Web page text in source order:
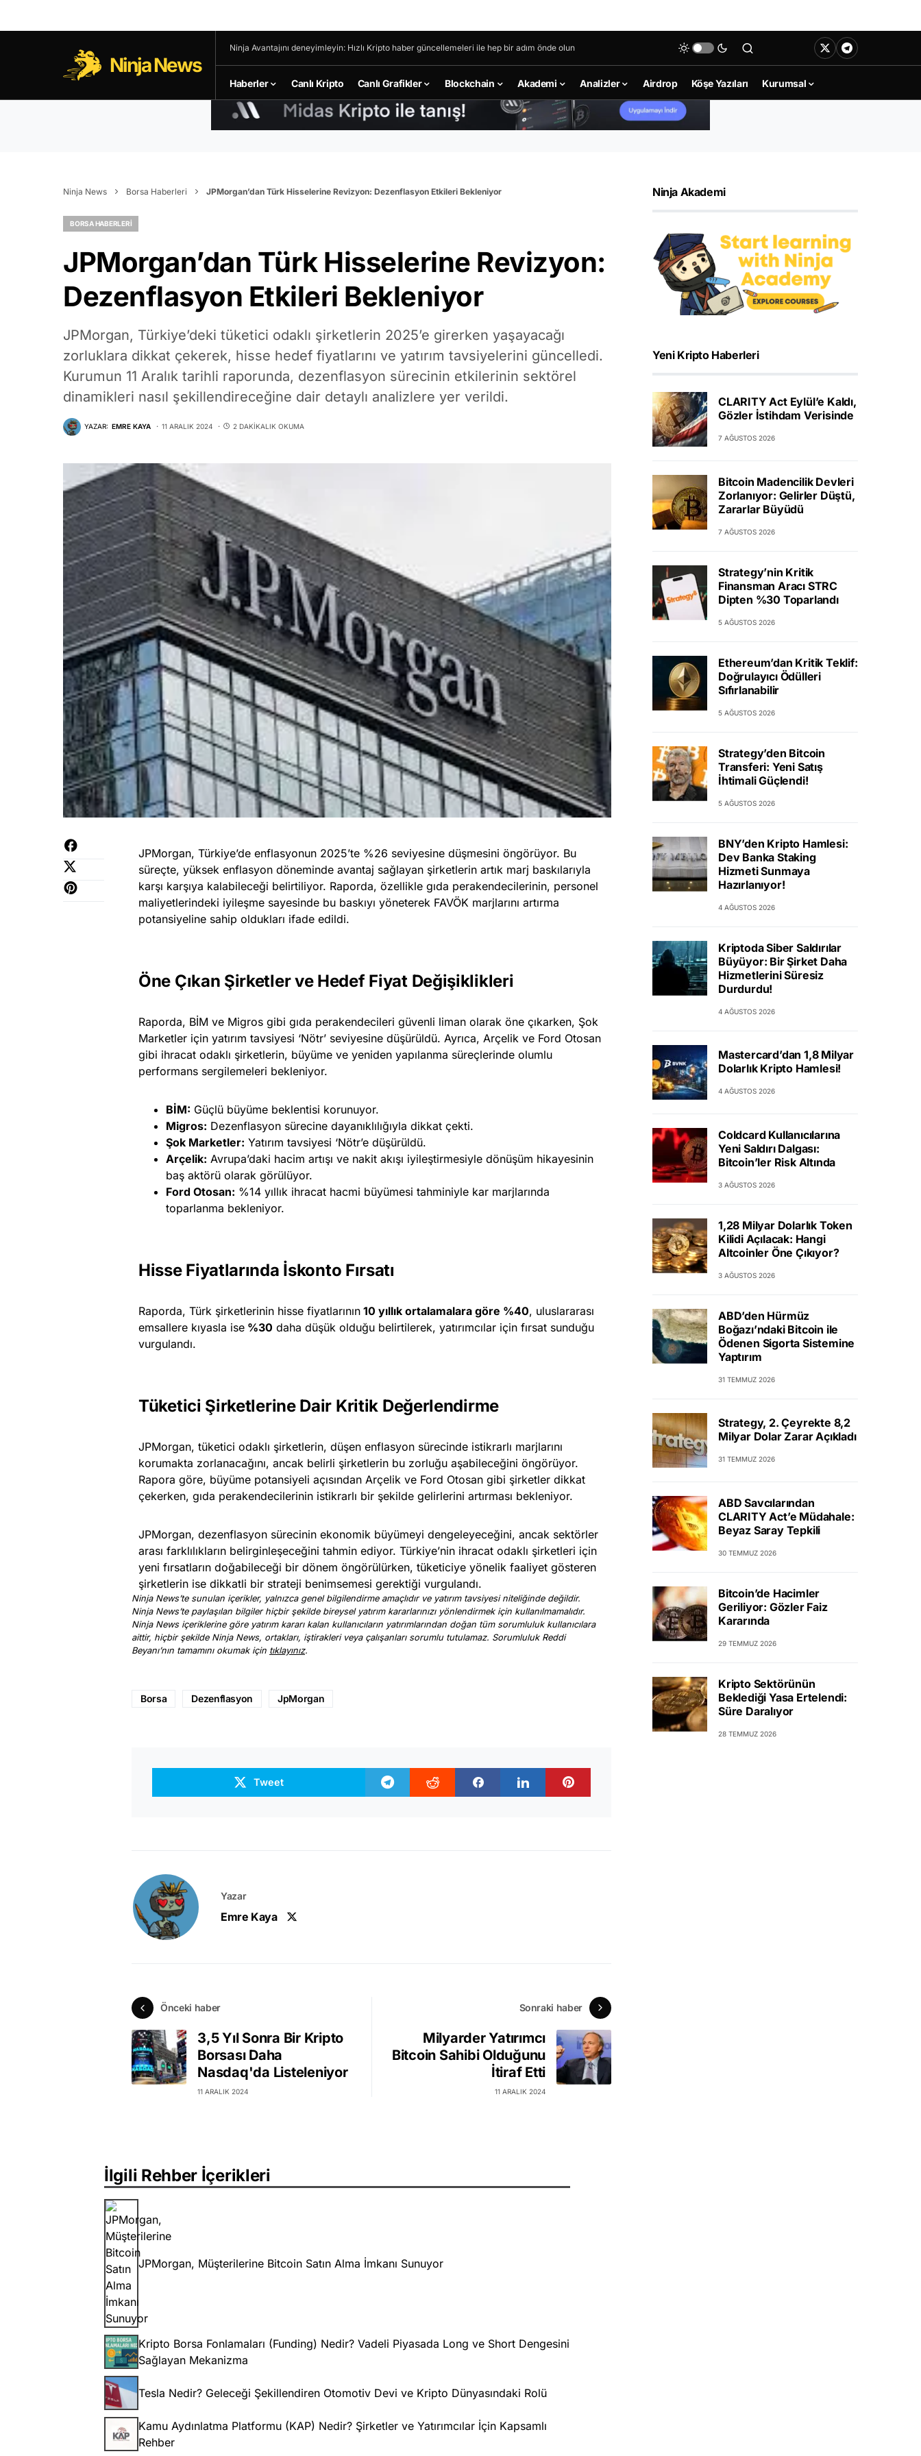
Ninja News
Ninja Avantajını deneyimleyin: Hızlı Kripto haber güncellemeleri ile hep bir adım önde olun
Haberler Canlı Kripto Canlı Grafikler Blockchain Akademi Analizler Airdrop Köşe Yazıları Kurumsal
Ninja News Borsa Haberleri JPMorgan’dan Türk Hisselerine Revizyon: Dezenflasyon Etkileri Bekleniyor
BORSA HABERLERI
JPMorgan’dan Türk Hisselerine Revizyon:
Dezenflasyon Etkileri Bekleniyor
JPMorgan, Türkiye’deki tüketici odaklı şirketlerin 2025’e girerken yaşayacağı
zorluklara dikkat çekerek, hisse hedef fiyatlarını ve yatırım tavsiyelerini güncelledi.
Kurumun 11 Aralık tarihli raporunda, dezenflasyon sürecinin etkilerinin sektörel
dinamikleri nasıl şekillendireceğine dair detaylı analizlere yer verildi.
YAZAR: EMRE KAYA 11 ARALIK 2024 2 DAKIKALIK OKUMA
JPMorgan, Türkiye’de enflasyonun 2025’te %26 seviyesine düşmesini öngörüyor. Bu
süreçte, yüksek enflasyon döneminde avantaj sağlayan şirketlerin artık marj baskılarıyla
karşı karşıya kalabileceği belirtiliyor. Raporda, özellikle gıda perakendecilerinin, personel
maliyetlerindeki iyileşme sayesinde bu baskıyı yöneterek FAVÖK marjlarını artırma
potansiyeline sahip oldukları ifade edildi.
Öne Çıkan Şirketler ve Hedef Fiyat Değişiklikleri
Raporda, BİM ve Migros gibi gıda perakendecileri güvenli liman olarak öne çıkarken, Şok
Marketler için yatırım tavsiyesi ‘Nötr’ seviyesine düşürüldü. Ayrıca, Arçelik ve Ford Otosan
gibi ihracat odaklı şirketlerin, büyüme ve yeniden yapılanma süreçlerinde olumlu
performans sergilemeleri bekleniyor.
BİM: Güçlü büyüme beklentisi korunuyor.
Migros: Dezenflasyon sürecine dayanıklılığıyla dikkat çekti.
Şok Marketler: Yatırım tavsiyesi ‘Nötr’e düşürüldü.
Arçelik: Avrupa’daki hacim artışı ve nakit akışı iyileştirmesiyle dönüşüm hikayesinin
baş aktörü olarak görülüyor.
Ford Otosan: %14 yıllık ihracat hacmi büyümesi tahminiyle kar marjlarında
toparlanma bekleniyor.
Hisse Fiyatlarında İskonto Fırsatı
Raporda, Türk şirketlerinin hisse fiyatlarının 10 yıllık ortalamalara göre %40, uluslararası
emsallere kıyasla ise %30 daha düşük olduğu belirtilerek, yatırımcılar için fırsat sunduğu
vurgulandı.
Tüketici Şirketlerine Dair Kritik Değerlendirme
JPMorgan, tüketici odaklı şirketlerin, düşen enflasyon sürecinde istikrarlı marjlarını
korumakta zorlanacağını, ancak belirli şirketlerin bu zorluğu aşabileceğini öngörüyor.
Rapora göre, büyüme potansiyeli açısından Arçelik ve Ford Otosan gibi şirketler dikkat
çekerken, gıda perakendecilerinin istikrarlı bir şekilde gelirlerini artırması bekleniyor.
JPMorgan, dezenflasyon sürecinin ekonomik büyümeyi dengeleyeceğini, ancak sektörler
arası farklılıkların belirginleşeceğini tahmin ediyor. Türkiye’nin ihracat odaklı şirketleri için
yeni fırsatların doğabileceği bir dönem öngörülürken, tüketiciye yönelik faaliyet gösteren
şirketlerin ise dikkatli bir strateji benimsemesi gerektiği vurgulandı.
Ninja News’te sunulan içerikler, yalnızca genel bilgilendirme amaçlıdır ve yatırım tavsiyesi niteliğinde değildir.
Ninja News’te paylaşılan bilgiler hiçbir şekilde bireysel yatırım kararlarınızı yönlendirmek için kullanılmamalıdır.
Ninja News içeriklerine göre yatırım kararı kalan kullanıcıların yatırımlarından doğan tüm sorumluluk kullanıcılara
aittir, hiçbir şekilde Ninja News, ortakları, iştirakleri veya çalışanları sorumlu tutulamaz. Sorumluluk Reddi
Beyanı’nın tamamını okumak için tıklayınız.
Borsa Dezenflasyon JpMorgan
Tweet
Yazar
Emre Kaya
Önceki haber
3,5 Yıl Sonra Bir Kripto
Borsası Daha
Nasdaq'da Listeleniyor
11 ARALIK 2024
Sonraki haber
Milyarder Yatırımcı
Bitcoin Sahibi Olduğunu
İtiraf Etti
11 ARALIK 2024
İlgili Rehber İçerikleri
JPMorgan, Müşterilerine Bitcoin Satın Alma İmkanı Sunuyor
Kripto Borsa Fonlamaları (Funding) Nedir? Vadeli Piyasada Long ve Short Dengesini
Sağlayan Mekanizma
Tesla Nedir? Geleceği Şekillendiren Otomotiv Devi ve Kripto Dünyasındaki Rolü
Kamu Aydınlatma Platformu (KAP) Nedir? Şirketler ve Yatırımcılar İçin Kapsamlı
Rehber
Ninja Akademi
Yeni Kripto Haberleri
CLARITY Act Eylül’e Kaldı,
Gözler İstihdam Verisinde
7 AĞUSTOS 2026
Bitcoin Madencilik Devleri
Zorlanıyor: Gelirler Düştü,
Zararlar Büyüdü
7 AĞUSTOS 2026
Strategy’nin Kritik
Finansman Aracı STRC
Dipten %30 Toparlandı
5 AĞUSTOS 2026
Ethereum’dan Kritik Teklif:
Doğrulayıcı Ödülleri
Sıfırlanabilir
5 AĞUSTOS 2026
Strategy’den Bitcoin
Transferi: Yeni Satış
İhtimali Güçlendi!
5 AĞUSTOS 2026
BNY’den Kripto Hamlesi:
Dev Banka Staking
Hizmeti Sunmaya
Hazırlanıyor!
4 AĞUSTOS 2026
Kriptoda Siber Saldırılar
Büyüyor: Bir Şirket Daha
Hizmetlerini Süresiz
Durdurdu!
4 AĞUSTOS 2026
Mastercard’dan 1,8 Milyar
Dolarlık Kripto Hamlesi!
4 AĞUSTOS 2026
Coldcard Kullanıcılarına
Yeni Saldırı Dalgası:
Bitcoin’ler Risk Altında
3 AĞUSTOS 2026
1,28 Milyar Dolarlık Token
Kilidi Açılacak: Hangi
Altcoinler Öne Çıkıyor?
3 AĞUSTOS 2026
ABD’den Hürmüz
Boğazı’ndaki Bitcoin ile
Ödenen Sigorta Sistemine
Yaptırım
31 TEMMUZ 2026
Strategy, 2. Çeyrekte 8,2
Milyar Dolar Zarar Açıkladı
31 TEMMUZ 2026
ABD Savcılarından
CLARITY Act’e Müdahale:
Beyaz Saray Tepkili
30 TEMMUZ 2026
Bitcoin’de Hacimler
Geriliyor: Gözler Faiz
Kararında
29 TEMMUZ 2026
Kripto Sektörünün
Beklediği Yasa Ertelendi:
Süre Daralıyor
28 TEMMUZ 2026